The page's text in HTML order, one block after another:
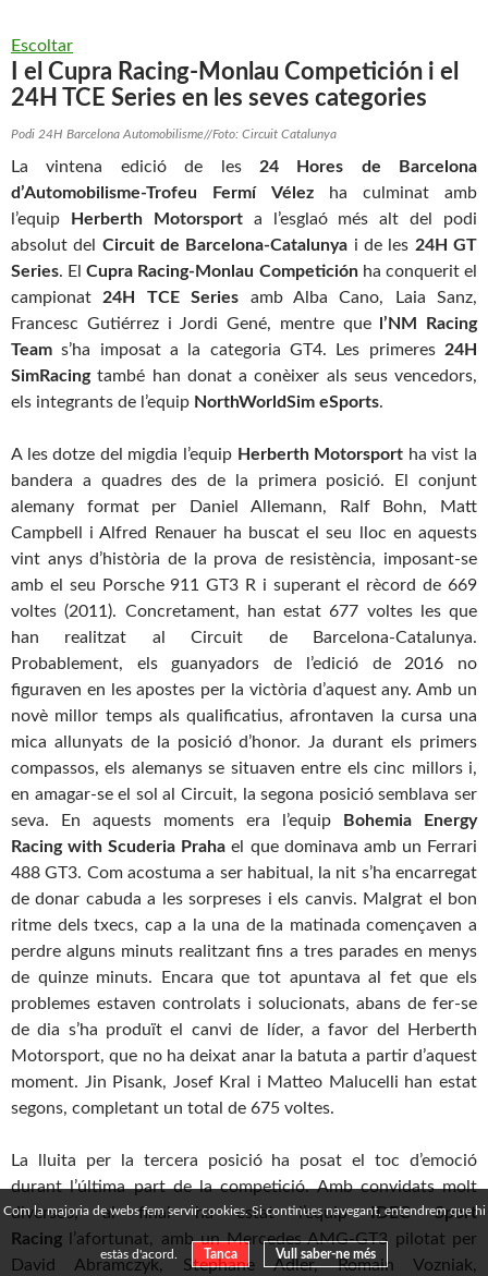
Escoltar
I el Cupra Racing-Monlau Competición i el
24H TCE Series en les seves categories
Podi 24H Barcelona Automobilisme//Foto: Circuit Catalunya
La vintena edició de les 24 Hores de Barcelona
d’Automobilisme-Trofeu Fermí
Vélez
ha culminat amb
l’equip
Herberth Motorsporta l’esglaó més alt del podi
absolut del Circuit de Barcelona-Catalunya i de les 24H GT
Series. ElCupra Racing-Monlau Competiciónha conquerit el
campionat 24H TCE Series amb Alba Cano, Laia Sanz,
Francesc Gutiérrez i Jordi Gené, mentre que
l’NM Racing
Team s’ha imposat a la categoria GT4. Les primeres 24H
SimRacingtambé han donat a conèixer als seus vencedors,
els integrants de l’equip NorthWorldSim eSports.
A les dotze del migdia l’equip Herberth Motorsport ha vist la
bandera a quadres des de la primera posició. El conjunt
alemany format per Daniel Allemann, Ralf Bohn, Matt
Campbell i Alfred Renauer ha buscat el seu lloc en aquests
vint anys d’història de la prova de resistència, imposant-se
amb el seu Porsche 911 GT3 R i superant el rècord de 669
voltes (2011). Concretament, han estat 677 voltes les que
han realitzat al Circuit de Barcelona-Catalunya.
Probablement, els guanyadors de l’edició de 2016 no
figuraven en les apostes per la victòria d’aquest any. Amb un
novè millor temps als qualificatius, afrontaven la cursa una
mica allunyats de la posició d’honor. Ja durant els primers
compassos, els alemanys se situaven entre els cinc millors i,
en amagar-se el sol al Circuit, la segona posició semblava ser
seva. En aquests moments era l’equip
Bohemia Energy
Racing with Scuderia Praha el que dominava amb un Ferrari
488 GT3. Com acostuma a ser habitual, la nit s’ha encarregat
de donar cabuda a les sorpreses i els canvis. Malgrat el bon
ritme dels txecs, cap a la una de la matinada començaven a
perdre alguns minuts realitzant fins a tres parades en menys
de quinze minuts. Encara que tot apuntava al fet que els
problemes estaven controlats i solucionats, abans de fer-se
de dia s’ha produït el canvi de líder, a favor del Herberth
Motorsport, que no ha deixat anar la batuta a partir d’aquest
moment. Jin Pisank, Josef Kral i Matteo Malucelli han estat
segons, completant un total de 675 voltes.
La lluita per la tercera posició ha posat el toc d’emoció
durant l’última part de la competició. Amb convidats molt
diversos, al final ha estat l’equipIDEC Sport
Racing l’afortunat, amb un Mercedes AMG-GT3 pilotat per
David Abramczyk, Stephane Adler, Romain Vozniak,
Com la majoria de webs fem servir cookies. Si continues navegant, entendrem que hi
estàs d'acord. Tanca Vull saber-ne més